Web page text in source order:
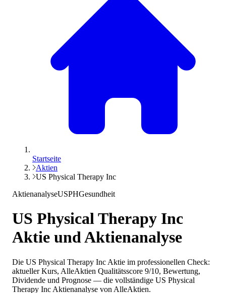
Startseite
Aktien
US Physical Therapy Inc
AktienanalyseUSPHGesundheit
US Physical Therapy Inc
Aktie und Aktienanalyse
Die US Physical Therapy Inc Aktie im professionellen Check:
aktueller Kurs, AlleAktien Qualitätsscore 9/10, Bewertung,
Dividende und Prognose — die vollständige US Physical
Therapy Inc Aktienanalyse von AlleAktien.